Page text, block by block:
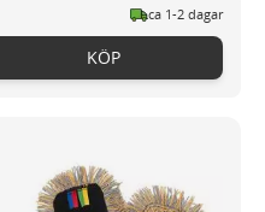
ca 1-2 dagar
KÖP